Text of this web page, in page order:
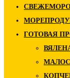
ГОТОВАЯ